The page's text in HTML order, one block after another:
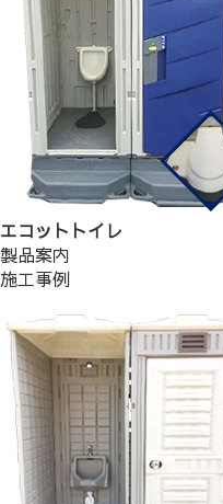
エコットトイレ
製品案内
施工事例